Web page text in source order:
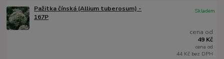
Pažitka čínská (Allium tuberosum) -
167P
cena od
49 Kč
cena od
44 Kč bez DPH
Skladem